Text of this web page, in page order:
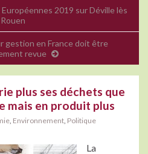
2019 sur Déville lès
Rouen
gestion en France doit être
revue
plus ses déchets que
mais en produit plus
Environnement Politique
La